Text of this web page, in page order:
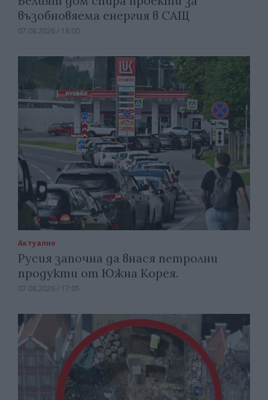
възобновяема енергия в САЩ
07.08.2026 / 18:00
Актуално
Русия започна да внася петролни
продукти от Южна Корея.
07.08.2026 / 17:05